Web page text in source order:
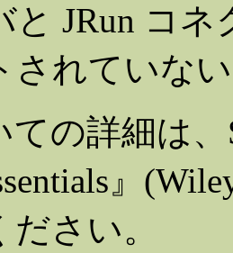
と JRun コ
されていな
ての詳細は、
』
さい。